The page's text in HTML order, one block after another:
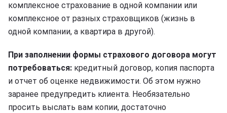
комплексное страхование в одной компании или
комплексное от разных страховщиков (жизнь в
одной компании, а квартира в другой).
При заполнении формы страхового договора могут
потребоваться: кредитный договор, копия паспорта
и отчет об оценке недвижимости. Об этом нужно
заранее предупредить клиента. Необязательно
просить выслать вам копии, достаточно